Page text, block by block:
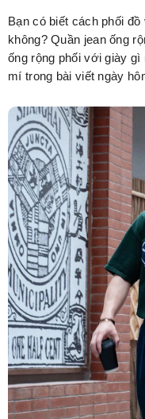
Bạn có biết cách phối
không? Quần jean ống
ống rộng phối với giày
mí trong bài viết ngày